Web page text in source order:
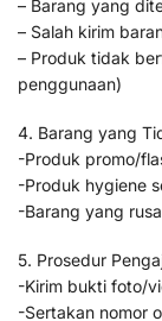
– Barang yang
– Salah kirim
– Produk tidak
penggunaan)
4. Barang yang
-Produk promo/
-Produk hygiene
-Barang yang
5. Prosedur
-Kirim bukti foto/
-Sertakan nomor